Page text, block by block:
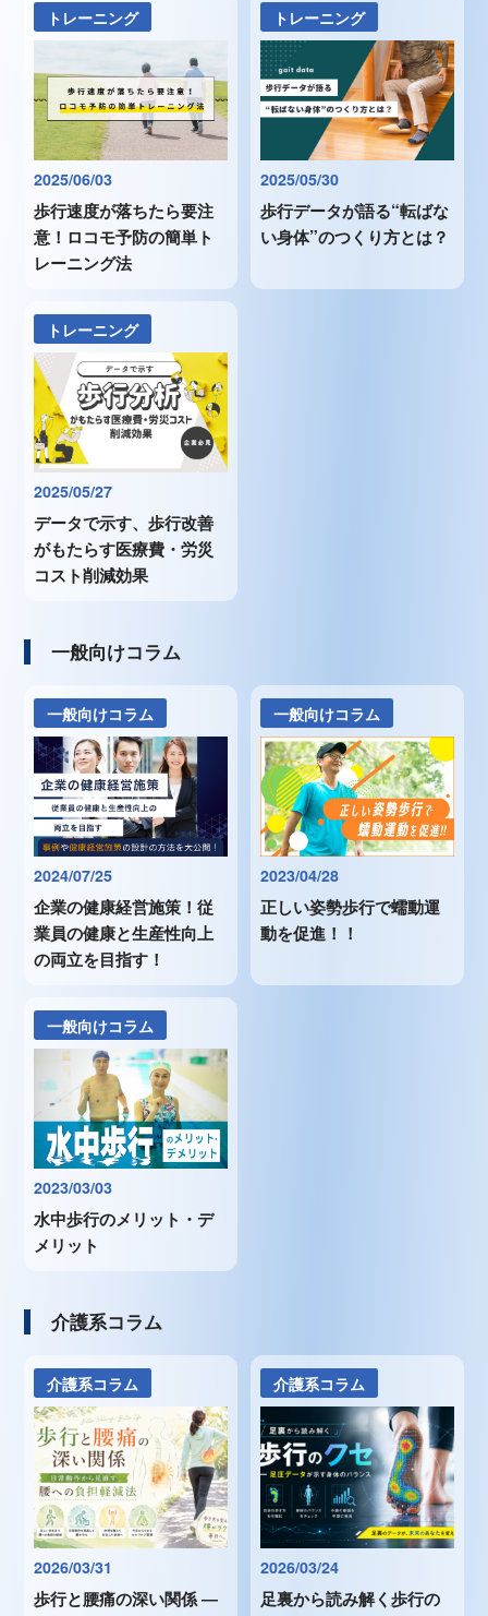
トレーニング
2025/06/03
歩行速度が落ちたら要注
意！ロコモ予防の簡単ト
レーニング法
トレーニング
2025/05/30
歩行データが語る“転ばな
い身体”のつくり方とは？
トレーニング
2025/05/27
データで示す、歩行改善
がもたらす医療費・労災
コスト削減効果
一般向けコラム
一般向けコラム
2024/07/25
企業の健康経営施策！従
業員の健康と生産性向上
の両立を目指す！
一般向けコラム
2023/04/28
正しい姿勢歩行で蠕動運
動を促進！！
一般向けコラム
2023/03/03
水中歩行のメリット・デ
メリット
介護系コラム
介護系コラム
2026/03/31
歩行と腰痛の深い関係 ―
介護系コラム
2026/03/24
足裏から読み解く歩行の